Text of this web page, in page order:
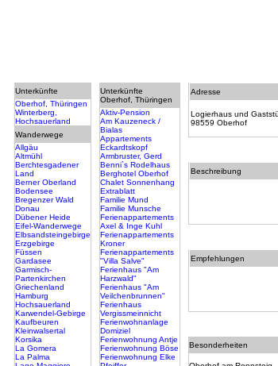
Unterkünfte
Oberhof, Thüringen
Winterberg,
Hochsauerland
Wanderwege
Allgäu
Altmühl
Berchtesgadener
Land
Berner Oberland
Bodensee
Bregenzer Wald
Donau
Dübener Heide
Eifel-Wanderwege
Elbsandsteingebirge
Erzgebirge
Füssen
Gardasee
Garmisch-
Partenkirchen
Griechenland
Hamburg
Hochsauerland
Karwendel-Gebirge
Kaufbeuren
Kleinwalsertal
Korsika
La Gomera
La Palma
Unterkünfte
Oberhof, Thüringen
Aktiv-Pension
Am Kauzeneck /
Bialas
Appartements
Eckardtskopf
Armbruster, Gerd
Benni`s Rodelhaus
Berghotel Oberhof
Chalet Sonnenhang
Extrablatt
Familie Mund
Familie Munsche
Ferienappartements
Axel & Inge Kuhl
Ferienappartements
Kroner
Ferienappartements
"Villa Salve"
Ferienhaus "Am
Harzwald"
Ferienhaus "Am
Veilchenbrunnen"
Ferienhaus
Vergissmeinnicht
Ferienwohnanlage
Domiziel
Ferienwohnung Antje
Ferienwohnung Böse
Ferienwohnung Elke
Adresse
Logierhaus und
98559 Oberhof
Beschreibung
Empfehlungen
Besonderheiten